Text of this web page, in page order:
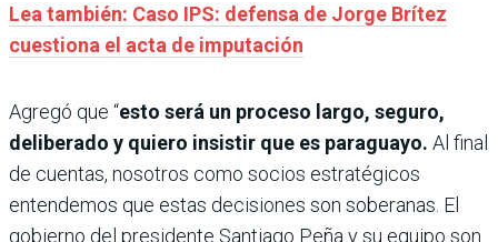
Lea también: Caso IPS: defensa de Jorge Brítez
cuestiona el acta de imputación
Agregó que “esto será un proceso largo, seguro,
deliberado y quiero insistir que es paraguayo. Al final
de cuentas, nosotros como socios estratégicos
entendemos que estas decisiones son soberanas. El
gobierno del presidente Santiago Peña y su equipo son